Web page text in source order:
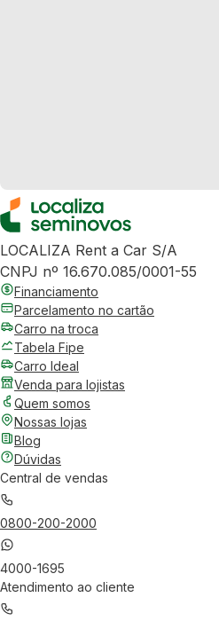
LOCALIZA Rent a Car S/A
CNPJ nº 16.670.085/0001-55
Financiamento
Parcelamento no cartão
Carro na troca
Tabela Fipe
Carro Ideal
Venda para lojistas
Quem somos
Nossas lojas
Blog
Dúvidas
Central de vendas
0800-200-2000
4000-1695
Atendimento ao cliente